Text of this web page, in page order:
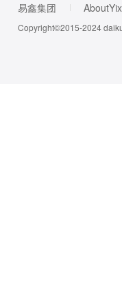
易鑫集团
Copyright©2015-2024